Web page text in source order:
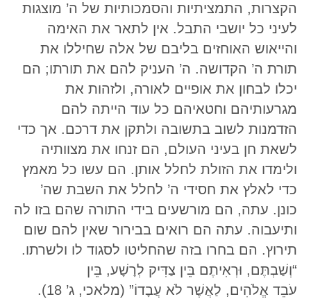
הקצרות, התמציתיות והסמכותיות של ה’ מוצגות
לעיני כל יושבי התבל. אין לתאר את האימה
והייאוש האוחזים בליבם של אלה שחיללו את
תורת ה’ הקדושה. ה’ העניק להם את תורתו; הם
יכלו לבחון את אופיים לאורה, ולזהות את
מגרעותיהם וחטאיהם כל עוד הייתה להם
הזדמנות לשוב בתשובה ולתקן את דרכם. אך כדי
לשאת חן בעיני העולם, הם זנחו את מצוותיה
ולימדו את הזולת לחלל אותן. הם עשו כל מאמץ
כדי לאלץ את חסידי ה’ לחלל את השבת שה’
כונן. עתה, הם מורשעים בידי התורה שהם בזו לה
ותיעבוה. עתה הם רואים בבירור שאין להם שום
תירוץ. הם בחרו בזה שהחליטו לסגוד לו ולשרתו.
“וְשַׁבְתֶּם, וּרְאִיתֶם בֵּין צַדִּיק לְרָשָׁע, בֵּין
עֹבֵד אֱלֹהִים, לַאֲשֶׁר לֹא עֲבָדוֹ” (מלאכי, ג’ 18).